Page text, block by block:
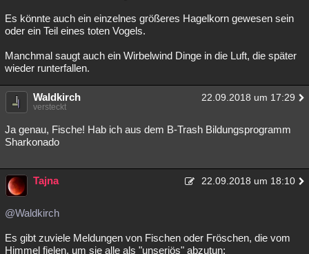
Es könnte auch ein einzelnes größeres Hagelkorn gewesen sein
oder ein Teil eines toten Vogels.
Manchmal saugt auch ein Wirbelwind Dinge in die Luft, die später
wieder runterfallen.
Waldkirch 22.09.2018 um 17:29
versteckt
Ja genau, Fische! Hab ich aus dem B-Trash Bildungsprogramm
Sharkonado
Tajna 22.09.2018 um 18:10
@Waldkirch
Es gibt zuviele Meldungen von Fischen oder Fröschen, die vom
Himmel fielen, um sie alle als "unseriös" abzutun: